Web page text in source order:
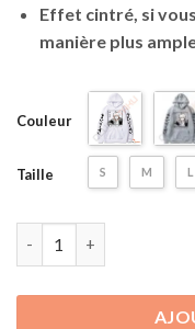
Effet cintré, si
manière plus
Couleur
Taille S M L